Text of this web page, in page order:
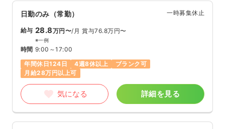
日勤のみ（常勤） 一時募集休止
給与 28.8万円〜/月 賞与76.8万円〜
※一例
時間 9:00～17:00
年間休日124日
4週8休以上
ブランク可
月給28万円以上可
気になる 詳細を見る